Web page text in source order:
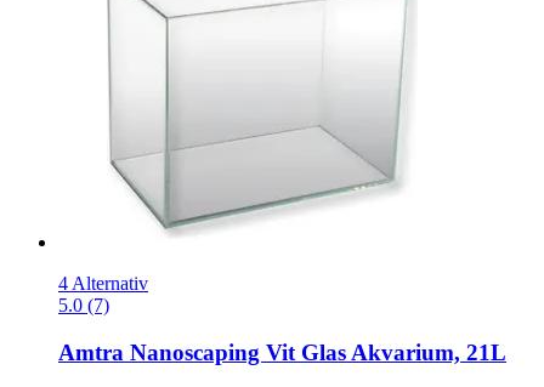
4 Alternativ
5.0 (7)
Amtra Nanoscaping Vit Glas Akvarium, 21L